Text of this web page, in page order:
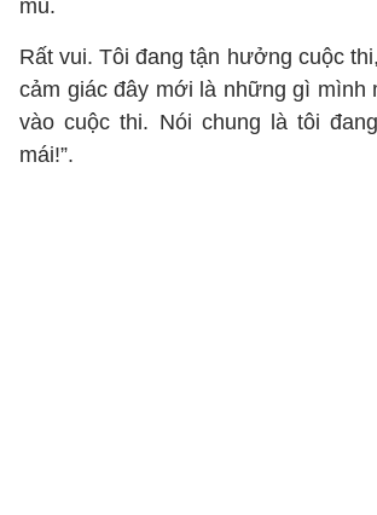
mù.
Rất vui. Tôi đang tận hưởng cuộc
cảm giác đây mới là những gì mình
vào cuộc thi. Nói chung là tôi
mái!”.